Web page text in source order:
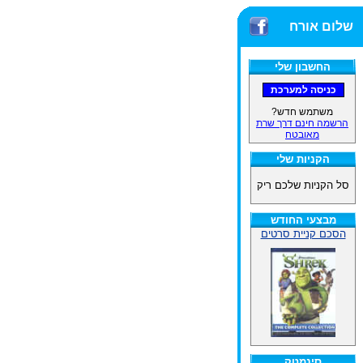
שלום אורח
החשבון שלי
משתמש חדש?
הרשמה חינם דרך שרת
מאובטח
הקניות שלי
סל הקניות שלכם ריק
מבצעי החודש
הסכם קניית סרטים